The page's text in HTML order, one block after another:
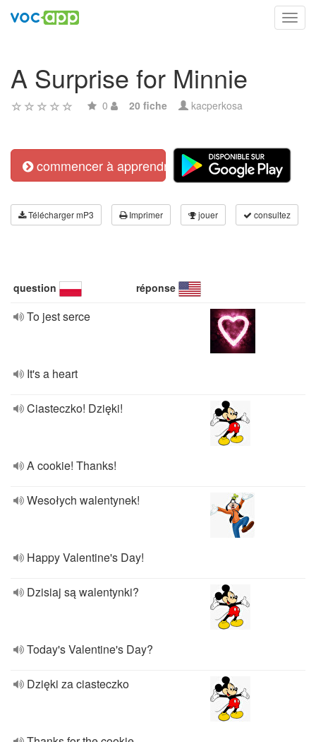
A Surprise for Minnie
0 20 fiche kacperkosa
commencer à apprendre
Télécharger mP3 Imprimer jouer consultez
question réponse
To jest serce
It's a heart
Ciasteczko! Dzięki!
A cookie! Thanks!
Wesołych walentynek!
Happy Valentine's Day!
Dzisiaj są walentynki?
Today's Valentine's Day?
Dzięki za ciasteczko